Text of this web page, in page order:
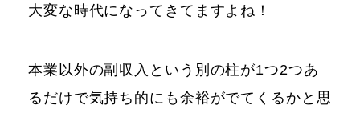
大変な時代になってきてますよね！
本業以外の副収入という別の柱が1つ2つあ
るだけで気持ち的にも余裕がでてくるかと思